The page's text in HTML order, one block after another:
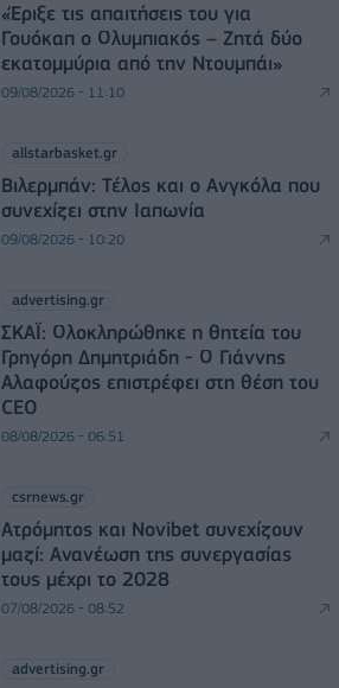
«Έριξε τις απαιτήσεις του για
Γουόκαπ ο Ολυμπιακός – Ζητά δύο
εκατομμύρια από την Ντουμπάι»
09/08/2026 - 11:10
allstarbasket.gr
Βιλερμπάν: Τέλος και ο Ανγκόλα που
συνεχίζει στην Ιαπωνία
09/08/2026 - 10:20
advertising.gr
ΣΚΑΪ: Ολοκληρώθηκε η θητεία του
Γρηγόρη Δημητριάδη - Ο Γιάννης
Αλαφούζος επιστρέφει στη θέση του
CEO
08/08/2026 - 06:51
csrnews.gr
Ατρόμητος και Novibet συνεχίζουν
μαζί: Ανανέωση της συνεργασίας
τους μέχρι το 2028
07/08/2026 - 08:52
advertising.gr